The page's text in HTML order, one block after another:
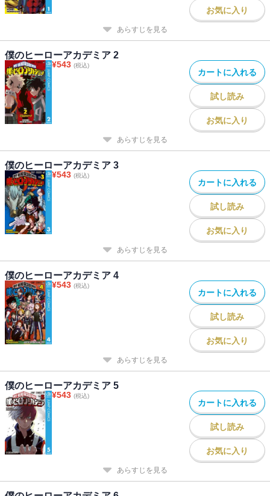
お気に入り
あらすじを見る
僕のヒーローアカデミア 2
¥543 (税込)
カートに入れる
試し読み
お気に入り
あらすじを見る
僕のヒーローアカデミア 3
¥543 (税込)
カートに入れる
試し読み
お気に入り
あらすじを見る
僕のヒーローアカデミア 4
¥543 (税込)
カートに入れる
試し読み
お気に入り
あらすじを見る
僕のヒーローアカデミア 5
¥543 (税込)
カートに入れる
試し読み
お気に入り
あらすじを見る